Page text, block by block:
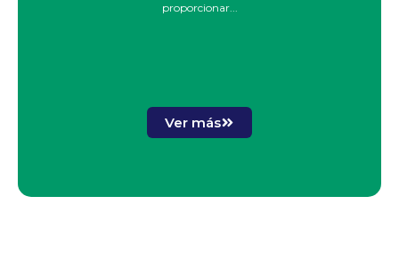
proporcionar...
Ver más